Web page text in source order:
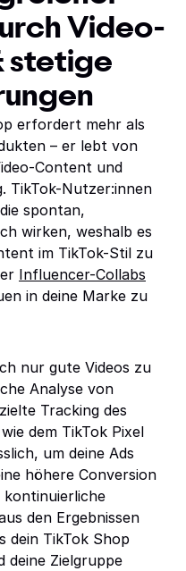
Video-
stetige
erfordert mehr als
– er lebt von
Content und
TikTok-Nutzer:innen
spontan,
wirken, weshalb es
im TikTok-Stil zu
Influencer-Collabs
in deine Marke zu
nur gute Videos zu
Analyse von
Tracking des
dem TikTok Pixel
um deine Ads
höhere Conversion
kontinuierliche
den Ergebnissen
dein TikTok Shop
deine Zielgruppe